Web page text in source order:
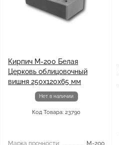
Кирпич М-200 Белая
Церковь облицовочный
вишня 250х120х65 мм
Нет в наличии
Код Товара: 23790
Марка прочности:
М-200